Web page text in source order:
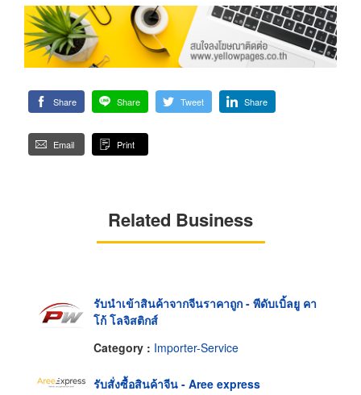
Share Share Tweet Share
Email Print
Related Business
รับนำเข้าสินค้าจากจีนราคาถูก - พีดับเบิ้ลยู คา
โก้ โลจิสติกส์
Category : Importer-Service
รับสั่งซื้อสินค้าจีน - Aree express